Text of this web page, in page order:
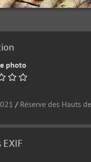
photo
/ Réserve des Hauts
EXIF